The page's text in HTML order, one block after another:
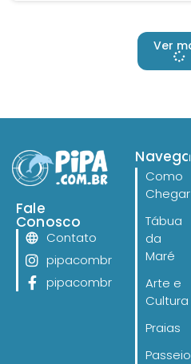
Ver
Fale
Conosco
Contato
pipacombr
pipacombr
Como
Chegar
Tábua
da
Maré
Arte e
Cultura
Praias